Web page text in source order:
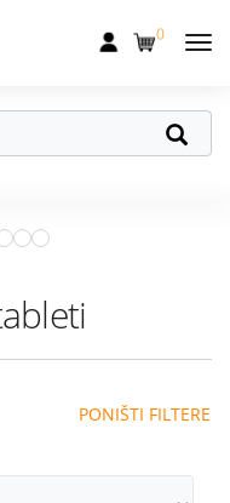
0
PONIŠTI FILTERE